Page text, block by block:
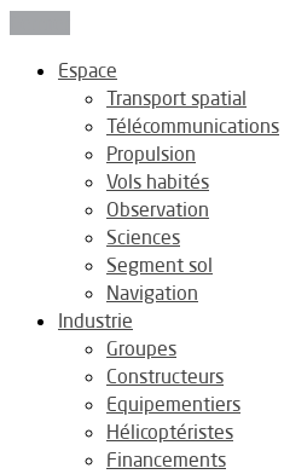
Espace
Transport spatial
Télécommunications
Propulsion
Vols habités
Observation
Sciences
Segment sol
Navigation
Industrie
Groupes
Constructeurs
Equipementiers
Hélicoptéristes
Financements